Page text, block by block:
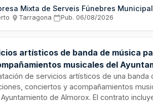
y servicios de oficiantes de ceremonias
en las salas del tanatorio municipal de
personal estable y con continuidad
Mixta de Serveis Fúnebres
· Tarragona· Pub. 06/08/2026
artísticos de banda de música
musicales del
de servicios artísticos de una banda
conciertos y acompañamientos
de Almorox. El contrato